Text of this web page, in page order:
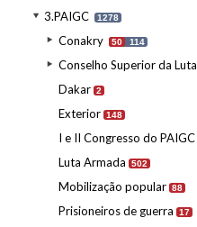
3.PAIGC 1278
Conakry 50 114
Conselho Superior da Luta
Dakar 2
Exterior 148
I e II Congresso do PAIGC
Luta Armada 502
Mobilização popular 88
Prisioneiros de guerra 17